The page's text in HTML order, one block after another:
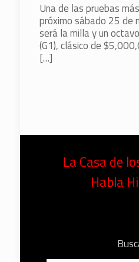
Una de las pruebas
próximo sábado 25 de
será la milla y un
(G1), clásico de
[…]
La Casa de
Habla